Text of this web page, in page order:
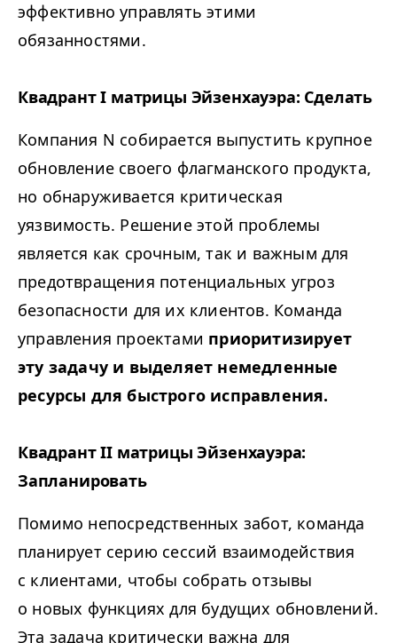
эффективно управлять этими
обязанностями.
Квадрант I матрицы Эйзенхауэра: Сделать
Компания N собирается выпустить крупное
обновление своего флагманского продукта,
но обнаруживается критическая
уязвимость. Решение этой проблемы
является как срочным, так и важным для
предотвращения потенциальных угроз
безопасности для их клиентов. Команда
управления проектами приоритизирует
эту задачу и выделяет немедленные
ресурсы для быстрого исправления.
КвадрантII матрицы Эйзенхауэра:
Запланировать
Помимо непосредственных забот, команда
планирует серию сессий взаимодействия
с клиентами, чтобы собрать отзывы
о новых функциях для будущих обновлений.
Эта задача критически важна для